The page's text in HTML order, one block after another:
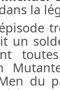
la
un
du